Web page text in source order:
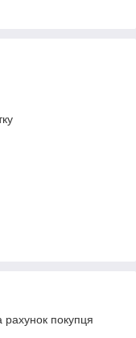
рахунок покупця